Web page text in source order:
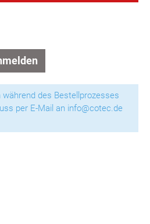
des Bestellprozesses
per E-Mail an info@cotec.de